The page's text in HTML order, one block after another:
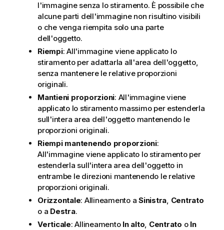
l'immagine senza lo stiramento. È possibile che
alcune parti dell'immagine non risultino visibili
o che venga riempita solo una parte
dell'oggetto.
Riempi: All'immagine viene applicato lo
stiramento per adattarla all'area dell'oggetto,
senza mantenere le relative proporzioni
originali.
Mantieni proporzioni: All'immagine viene
applicato lo stiramento massimo per estenderla
sull'intera area dell'oggetto mantenendo le
proporzioni originali.
Riempi mantenendo proporzioni:
All'immagine viene applicato lo stiramento per
estenderla sull'intera area dell'oggetto in
entrambe le direzioni mantenendo le relative
proporzioni originali.
Orizzontale: Allineamento a Sinistra, Centrato
o a Destra.
Verticale: Allineamento In alto, Centrato o In